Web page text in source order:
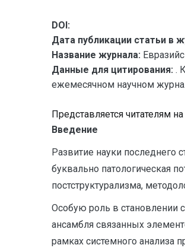
DOI:
Дата публикации статьи в
Название журнала:
Данные для цитирования: .
ежемесячном научном
Представляется читателям
Введение
Развитие науки последнего
буквально патологическая
постструктурализма,
Особую роль в становлении
ансамбля связанных
рамках системного анализа